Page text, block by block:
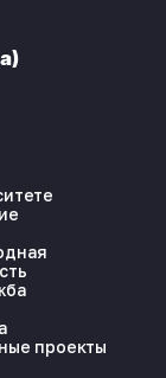
проекты